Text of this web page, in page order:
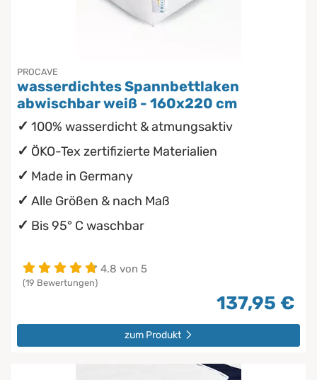
PROCAVE
wasserdichtes Spannbettlaken
abwischbar weiß - 160x220 cm
100% wasserdicht & atmungsaktiv
ÖKO-Tex zertifizierte Materialien
Made in Germany
Alle Größen & nach Maß
Bis 95° C waschbar
4.8 von 5
(19 Bewertungen)
137,95 €
zum Produkt
wasserdichte Matratzenschoner
Antidekubitusmatratzen
Pflegematratzen
Matratzen nach Maß
Die besten Sommerbettdecken
Die richtige Matratze kaufen